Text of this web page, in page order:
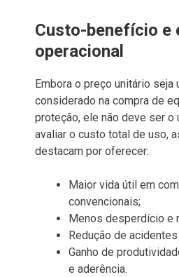
Custo-benefício e
operacional
Embora o preço unitário seja
considerado na compra de
proteção, ele não deve ser o
avaliar o custo total de uso,
destacam por oferecer:
Maior vida útil em
convencionais;
Menos desperdício e
Redução de
Ganho de
e aderência.